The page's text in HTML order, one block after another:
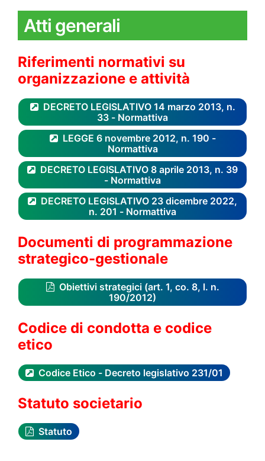
Atti generali
Riferimenti normativi su
organizzazione e attività
DECRETO LEGISLATIVO 14 marzo 2013, n.
33 - Normattiva
LEGGE 6 novembre 2012, n. 190 -
Normattiva
DECRETO LEGISLATIVO 8 aprile 2013, n. 39
- Normattiva
DECRETO LEGISLATIVO 23 dicembre 2022,
n. 201 - Normattiva
Documenti di programmazione
strategico-gestionale
Obiettivi strategici (art. 1, co. 8, l. n.
190/2012)
Codice di condotta e codice
etico
Codice Etico - Decreto legislativo 231/01
Statuto societario
Statuto